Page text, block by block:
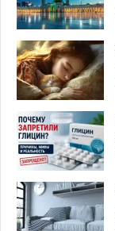
е
т
б
о
о
ы